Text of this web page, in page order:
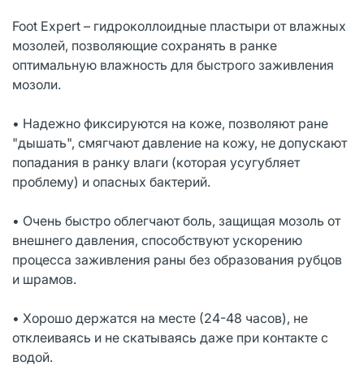
Foot Expert – гидроколлоидные пластыри от влажных
мозолей, позволяющие сохранять в ранке
оптимальную влажность для быстрого заживления
мозоли.
• Надежно фиксируются на коже, позволяют ране
"дышать", смягчают давление на кожу, не допускают
попадания в ранку влаги (которая усугубляет
проблему) и опасных бактерий.
• Очень быстро облегчают боль, защищая мозоль от
внешнего давления, способствуют ускорению
процесса заживления раны без образования рубцов
и шрамов.
• Хорошо держатся на месте (24-48 часов), не
отклеиваясь и не скатываясь даже при контакте с
водой.